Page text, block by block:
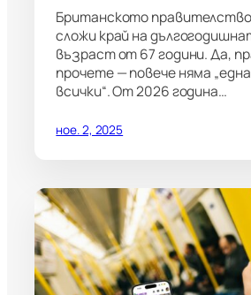
Британското
сложи край на
възраст от 67 години. Да,
прочете — повече няма
всички“. От 2026 година…
ное. 2, 2025